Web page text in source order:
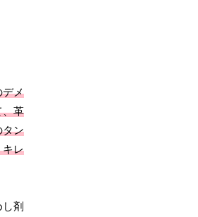
デメ
、革
タン
キレ
剤